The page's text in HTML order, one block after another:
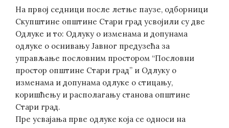
На првој седници после летње паузе, одборници
Скупштине општине Стари град усвојили су две
Одлуке и то: Одлуку о изменама и допунама
одлуке о оснивању Јавног предузећа за
управљање пословним простором “Пословни
простор општине Стари град” и Одлуку о
изменама и допунама одлуке о стицању,
коришћењу и располагању станова општине
Стари град.
Пре усвајања прве одлуке која се односи на